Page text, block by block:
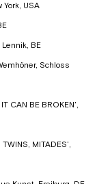
USA
BE
Schloss
CAN BE BROKEN',
MITADES',